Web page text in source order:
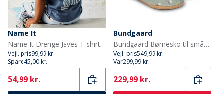
Name It
Name It Drenge Javes T-shirt Vintage Indigo
Vejl. pris99,99 kr.
Spare45,00 kr.
Current
54,99 kr.
Bundgaard
Bundgaard Børnesko til småBørn Strawberries
Vejl. pris549,99 kr.
Var299,99 kr.
Current
229,99 kr.